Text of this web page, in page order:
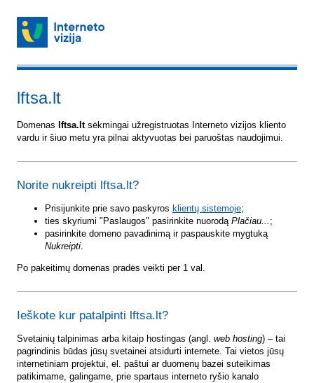
lftsa.lt
Domenas lftsa.ltsėkmingai užregistruotas Interneto vizijos kliento
vardu ir šiuo metu yra pilnai aktyvuotas bei paruoštas naudojimui.
Norite nukreipti lftsa.lt?
Prisijunkite prie savo paskyros klientų sistemoje;
ties skyriumi "Paslaugos" pasirinkite nuorodą Plačiau... ;
pasirinkite domeno pavadinimą ir paspauskite mygtuką
Nukreipti.
Po pakeitimų domenas pradės veikti per 1 val.
Ieškote kur patalpinti lftsa.lt?
Svetainių talpinimas arba kitaip hostingas (angl. web hosting) – tai
pagrindinis būdas jūsų svetainei atsidurti internete. Tai vietos jūsų
internetiniam projektui, el. paštui ar duomenų bazei suteikimas
patikimame, galingame, prie spartaus interneto ryšio kanalo